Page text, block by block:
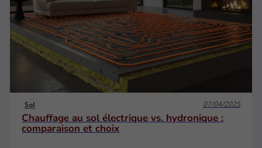
Sol 07/04/2025
Chauffage au sol électrique vs. hydronique :
comparaison et choix